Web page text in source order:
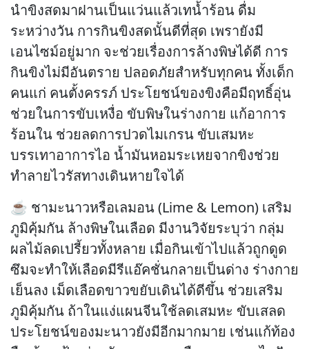
นำขิงสดมาฝานเป็นแว่นแล้วเทน้ำร้อน ดื่ม
ระหว่างวัน การกินขิงสดนั้นดีที่สุด เพรายังมี
เอนไซม์อยู่มาก จะช่วยเรื่องการล้างพิษได้ดี การ
กินขิงไม่มีอันตราย ปลอดภัยสำหรับทุกคน ทั้งเด็ก
คนแก่ คนตั้งครรภ์ ประโยชน์ของขิงคือมีฤทธิ์อุ่น
ช่วยในการขับเหงื่อ ขับพิษในร่างกาย แก้อาการ
ร้อนใน ช่วยลดการปวดไมเกรน ขับเสมหะ
บรรเทาอาการไอ น้ำมันหอมระเหยจากขิงช่วย
ทำลายไวรัสทางเดินหายใจได้
☕ ชามะนาวหรือเลมอน (Lime & Lemon) เสริม
ภูมิคุ้มกัน ล้างพิษในเลือด มีงานวิจัยระบุว่า กลุ่ม
ผลไม้ลดเปรี้ยวทั้งหลาย เมื่อกินเข้าไปแล้วถูกดูด
ซึมจะทำให้เลือดมีรีแอ๊คชั่นกลายเป็นด่าง ร่างกาย
เย็นลง เม็ดเลือดขาวขยับเดินได้ดีขึ้น ช่วยเสริม
ภูมิคุ้มกัน ถ้าในแง่แผนจีนใช้ลดเสมหะ ขับเสลด
ประโยชน์ของมะนาวยังมีอีกมากมาย เช่นแก้ท้อง